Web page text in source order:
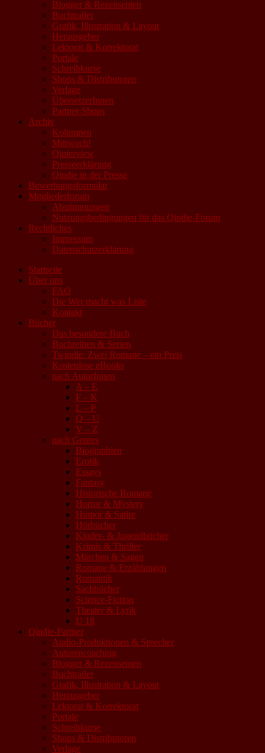
Blogger & Rezensenten
Buchtrailer
Grafik, Illustration & Layout
Herausgeber
Lektorat & Korrektorat
Portale
Schreibkurse
Shops & Distributoren
Verlage
ÜbersetzerInnen
Partner-Shops
Archiv
Kolumnen
Mittwoch!
Qinterview
Presseerklärung
Qindie in der Presse
Bewerbungsformular
Mitgliederforum
Abstimmungen
Nutzungsbedingungen für das Qindie-Forum
Rechtliches
Impressum
Datenschutzerklärung
Startseite
Über uns
FAQ
Die Wer macht was Liste
Kontakt
Bücher
Das besondere Buch
Buchreihen & Serien
Twindie: Zwei Romane – ein Preis
Kostenlose eBooks
nach AutorInnen
A – E
F – K
L – P
Q – U
V – Z
nach Genres
Biographien
Erotik
Essays
Fantasy
Historische Romane
Horror & Mystery
Humor & Satire
Hörbücher
Kinder- & Jugendbücher
Krimis & Thriller
Märchen & Sagen
Romane & Erzählungen
Romantik
Sachbücher
Science-Fiction
Theater & Lyrik
U 18
Qindie-Partner
Audio-Produktionen & Sprecher
Autorencoaching
Blogger & Rezensenten
Buchtrailer
Grafik, Illustration & Layout
Herausgeber
Lektorat & Korrektorat
Portale
Schreibkurse
Shops & Distributoren
Verlage